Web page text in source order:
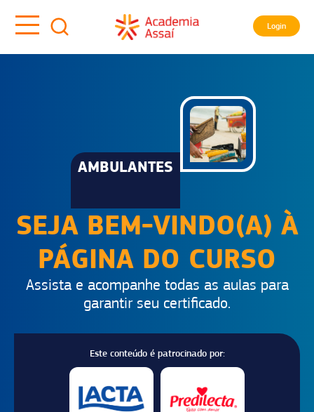
Login
AMBULANTES
SEJA BEM-VINDO(A) À
PÁGINA DO CURSO
Assista e acompanhe todas as aulas para
garantir seu certificado.
Este conteúdo é patrocinado por: